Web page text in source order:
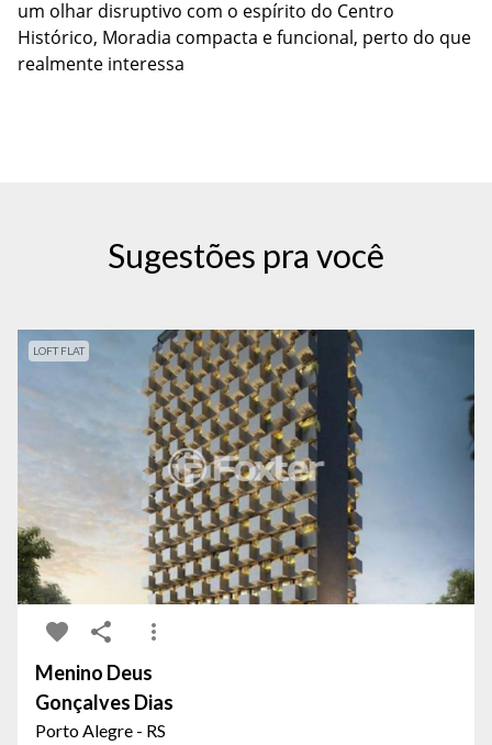
um olhar disruptivo com o espírito do Centro
Histórico, Moradia compacta e funcional, perto do que
realmente interessa
Sugestões pra você
LOFT FLAT
Menino Deus
Gonçalves Dias
Porto Alegre - RS